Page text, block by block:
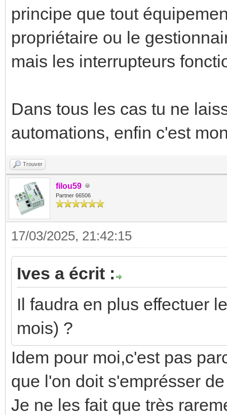
principe que tout
propriétaire ou le
mais les interrupteurs
Dans tous les cas tu ne
automations, enfin c'est
Trouver
filou59
Partner 66506
17/03/2025, 21:42:15
Ives a écrit :
Il faudra en plus effectuer
mois) ?
Idem pour moi,c'est pas
que l'on doit s'emprésser
Je ne les fait que très